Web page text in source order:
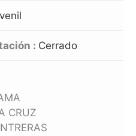
: Cerrado
CRUZ